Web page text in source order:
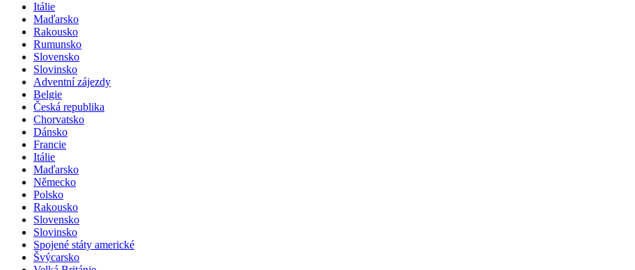
Itálie
Maďarsko
Rakousko
Rumunsko
Slovensko
Slovinsko
Adventní zájezdy
Belgie
Česká republika
Chorvatsko
Dánsko
Francie
Itálie
Maďarsko
Německo
Polsko
Rakousko
Slovensko
Slovinsko
Spojené státy americké
Švýcarsko